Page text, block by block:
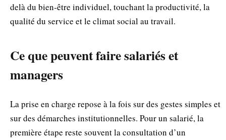
delà du bien‑être individuel, touchant la productivité, la
qualité du service et le climat social au travail.
Ce que peuvent faire salariés et
managers
La prise en charge repose à la fois sur des gestes simples et
sur des démarches institutionnelles. Pour un salarié, la
première étape reste souvent la consultation d’un